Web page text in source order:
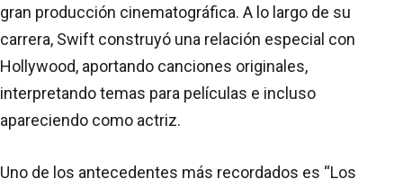
gran producción cinematográfica. A lo largo de su
carrera, Swift construyó una relación especial con
Hollywood, aportando canciones originales,
interpretando temas para películas e incluso
apareciendo como actriz.
Uno de los antecedentes más recordados es “Los